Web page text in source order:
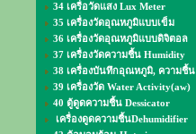
34 เครื่อวัดแสง Lux Meter
35 เครื่องวัดอุณหภูมิแบบเข็ม
36 เครื่องวัดอุณหภูมิแบบดิจิตอล
37 เครื่องวัดความชื้น Humidity
38 เครื่องบันทึกอุณหภูมิ, ความชื้น
39 เครื่องวัด Water Activity(aw)
40 ตู้ดูดความชื้น Dessicator
เครื่องดูดความชื้นDehumidifier